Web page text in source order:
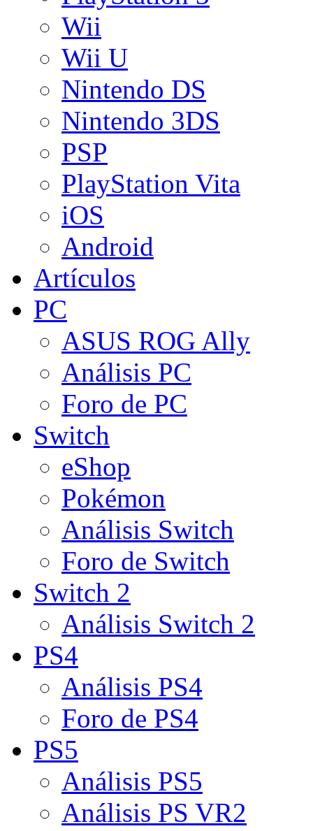
Wii
Wii U
Nintendo DS
Nintendo 3DS
PSP
PlayStation Vita
iOS
Android
Artículos
PC
ASUS ROG Ally
Análisis PC
Foro de PC
Switch
eShop
Pokémon
Análisis Switch
Foro de Switch
Switch 2
Análisis Switch 2
PS4
Análisis PS4
Foro de PS4
PS5
Análisis PS5
Análisis PS VR2